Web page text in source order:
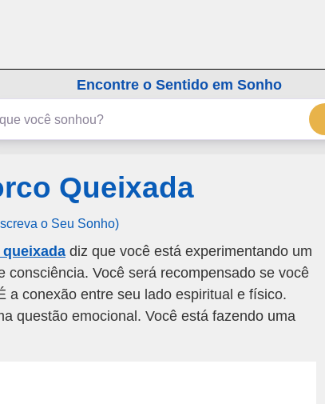
Encontre o Sentido em Sonho
Queixada
o Seu Sonho)
diz que você está experimentando um
consciência. Você será recompensado se você
a conexão entre seu lado espiritual e físico.
questão emocional. Você está fazendo uma